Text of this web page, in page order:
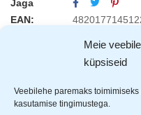
Meie
küpsiseid
Veebilehe paremaks
kasutamise tingimustega.
Jaga
EAN:
Maestronoateritaja on